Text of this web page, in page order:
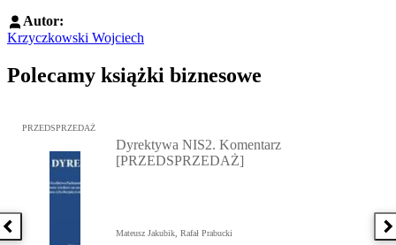
Autor:
Krzyczkowski Wojciech
Polecamy książki biznesowe
Poprzednia książka
Przejdź do: Dyrektywa NIS2. Komentarz [PRZEDSPRZEDAŻ],
PRZEDSPRZEDAŻ
Dyrektywa NIS2. Komentarz
[PRZEDSPRZEDAŻ]
Mateusz Jakubik, Rafał Prabucki